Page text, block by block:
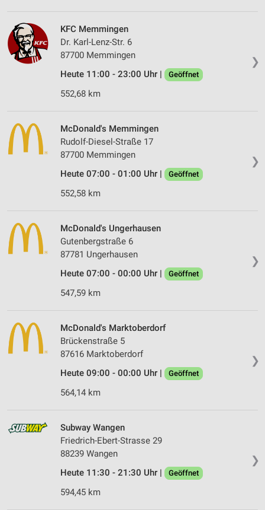
❯
KFC Memmingen
Dr. Karl-Lenz-Str. 6
87700 Memmingen
Heute 11:00 - 23:00 Uhr |
Geöffnet
552,68 km
❯
McDonald's Memmingen
Rudolf-Diesel-Straße 17
87700 Memmingen
Heute 07:00 - 01:00 Uhr |
Geöffnet
552,58 km
❯
McDonald's Ungerhausen
Gutenbergstraße 6
87781 Ungerhausen
Heute 07:00 - 00:00 Uhr |
Geöffnet
547,59 km
❯
McDonald's Marktoberdorf
Brückenstraße 5
87616 Marktoberdorf
Heute 09:00 - 00:00 Uhr |
Geöffnet
564,14 km
❯
Subway Wangen
Friedrich-Ebert-Strasse 29
88239 Wangen
Heute 11:30 - 21:30 Uhr |
Geöffnet
594,45 km